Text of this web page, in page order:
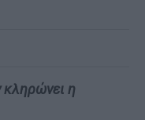
η